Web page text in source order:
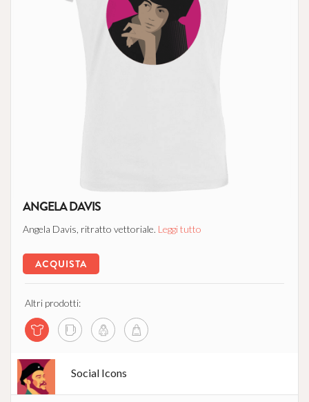
ANGELA DAVIS
Angela Davis, ritratto vettoriale. Leggi tutto
ACQUISTA
Altri prodotti:
Social Icons